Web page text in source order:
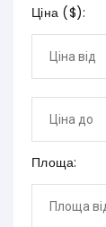
Ціна ($):
Площа: